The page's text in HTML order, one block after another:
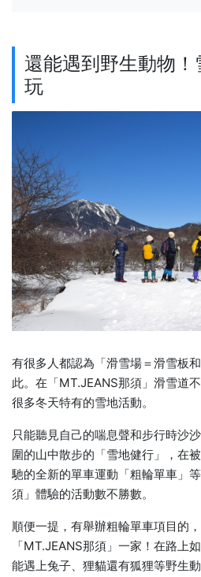
還能遇到野生動物
玩
有很多人都認為「滑雪場＝滑雪板
此。在「MT.JEANS那須」滑雪道
很多冬天特有的雪地活動。
只能聽見自己的喘息聲和步行時沙
圍的山中散步的「雪地健行」，在
馳的全新的單車運動「粗輪單車」
須」體驗的活動數不勝數。
順便一提，有舉辦粗輪單車項目的
「MT.JEANS那須」一家！在路上
能遇上兔子、狸貓還有狐狸等野生動